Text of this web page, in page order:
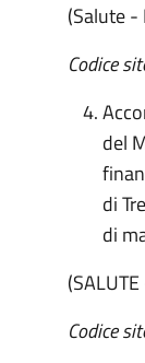
(Salute -
Codice
del
di
di
Codice